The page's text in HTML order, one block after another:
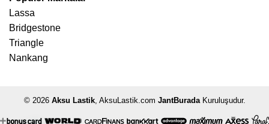
Lassa
Bridgestone
Triangle
Nankang
© 2026 Aksu Lastik, AksuLastik.com JantBuradaKuruluşudur.